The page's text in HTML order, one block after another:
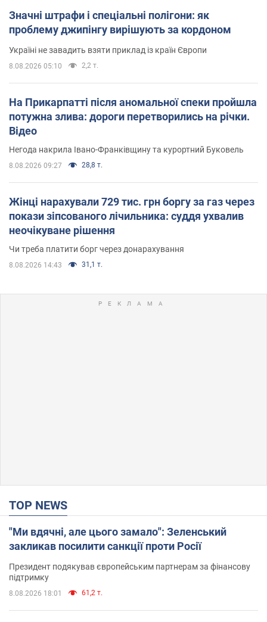
Значні штрафи і спеціальні полігони: як
проблему джипінгу вирішують за кордоном
Україні не завадить взяти приклад із країн Європи
8.08.2026 05:10 2,2 т.
На Прикарпатті після аномальної спеки пройшла
потужна злива: дороги перетворились на річки.
Відео
Негода накрила Івано-Франківщину та курортний Буковель
8.08.2026 09:27 28,8 т.
Жінці нарахували 729 тис. грн боргу за газ через
покази зіпсованого лічильника: суддя ухвалив
неочікуване рішення
Чи треба платити борг через донарахування
8.08.2026 14:43 31,1 т.
TOP NEWS
"Ми вдячні, але цього замало": Зеленський
закликав посилити санкції проти Росії
Президент подякував європейським партнерам за фінансову
підтримку
8.08.2026 18:01 61,2 т.